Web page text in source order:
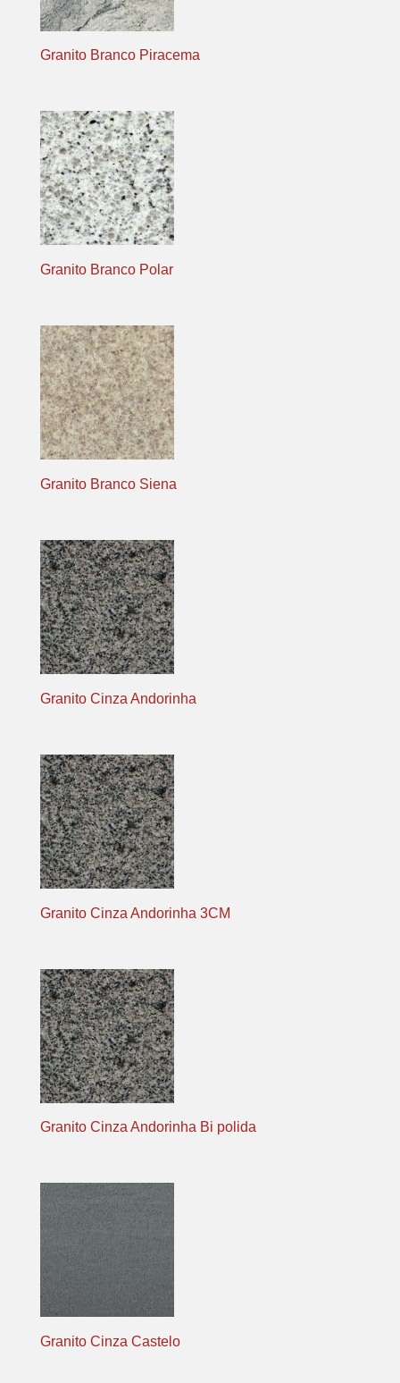
Granito Branco Piracema
Granito Branco Polar
Granito Branco Siena
Granito Cinza Andorinha
Granito Cinza Andorinha 3CM
Granito Cinza Andorinha Bi polida
Granito Cinza Castelo